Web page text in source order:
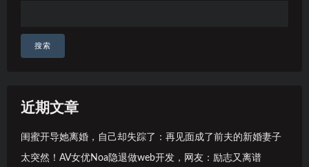
搜索
近期文章
闺蜜开导她离婚，自己却失踪了：再见面成了前夫的新婚妻子
太突然！AV女优Noa隐退做web开发，网友：励志又离谱